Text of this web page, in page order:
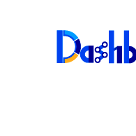
年齢（5歳階級）別配
。